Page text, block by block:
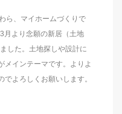
ら、マイホームづくりで
月より念願の新居（土地
した。土地探しや設計に
メインテーマです。よりよ
よろしくお願いします。